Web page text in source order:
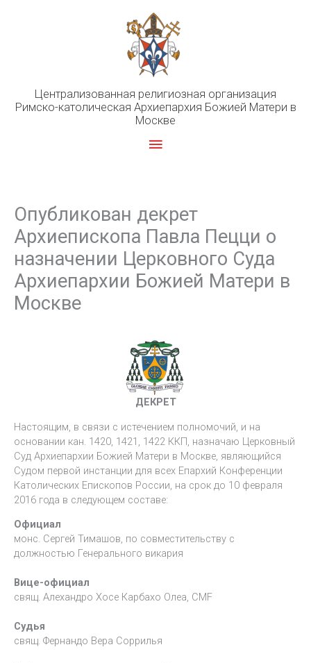
Централизованная религиозная организация
Римско-католическая Архиепархия Божией Матери в
Москве
Главное
Опубликован декрет
Архиепископа Павла Пецци о
назначении Церковного Суда
Архиепархии Божией Матери в
Москве
ДЕКРЕТ
Настоящим, в связи с истечением полномочий, и на
основании кан. 1420, 1421, 1422 ККП, назначаю Церковный
Суд Архиепархии Божией Матери в Москве, являющийся
Судом первой инстанции для всех Епархий Конференции
Католических Епископов России, на срок до 10 февраля
2016 года в следующем составе:
Официал
монс. Сергей Тимашов, по совместительству с
должностью Генерального викария
Вице-официал
свящ. Алехандро Хосе Карбахо Олеа, СMF
Судья
свящ. Фернандо Вера Соррилья